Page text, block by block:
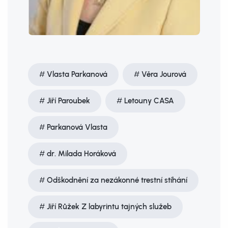
Vlasta Parkanová Věra Jourová
Jiří Paroubek Letouny CASA
Parkanová Vlasta
dr. Milada Horáková
Odškodnění za nezákonné trestní stíhání
Jiří Růžek Z labyrintu tajných služeb